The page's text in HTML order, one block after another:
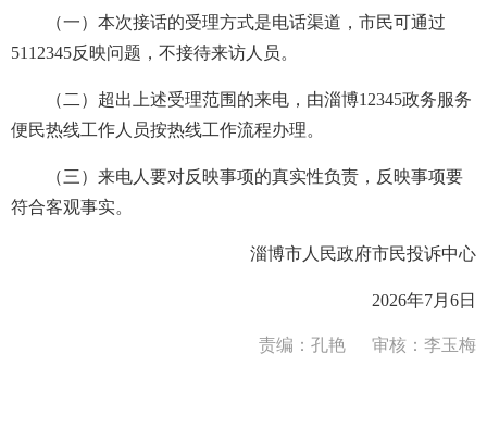
（一）本次接话的受理方式是电话渠道，市民可通过
5112345反映问题，不接待来访人员。
（二）超出上述受理范围的来电，由淄博12345政务服务
便民热线工作人员按热线工作流程办理。
（三）来电人要对反映事项的真实性负责，反映事项要
符合客观事实。
淄博市人民政府市民投诉中心
2026年7月6日
责编：孔艳 审核：李玉梅